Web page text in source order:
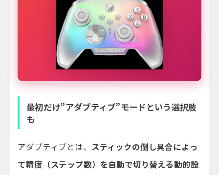
最初だけ”アダプティブ”モードという選択肢
も
アダプティブとは、 スティックの倒し具合によっ
て精度（ステップ数）を自動で切り替える動的設